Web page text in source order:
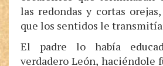
las redondas y cortas
que los sentidos le
El padre lo había
verdadero León, haciéndole